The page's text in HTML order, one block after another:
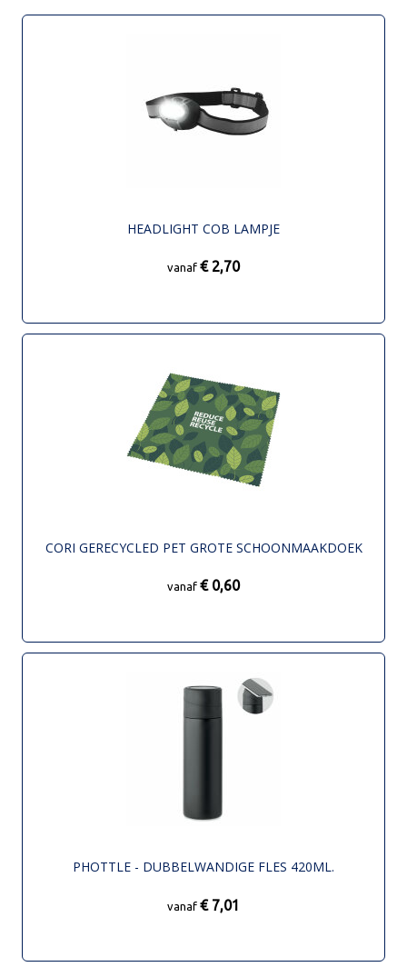
HEADLIGHT COB LAMPJE
vanaf € 2,70
CORI GERECYCLED PET GROTE SCHOONMAAKDOEK
vanaf € 0,60
PHOTTLE - DUBBELWANDIGE FLES 420ML.
vanaf € 7,01